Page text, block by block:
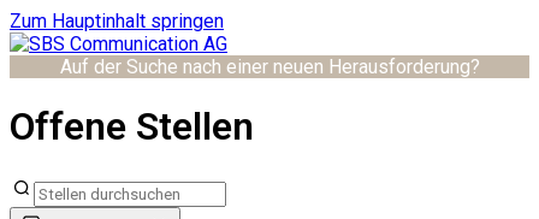
Zum Hauptinhalt springen
Auf der Suche nach einer neuen Herausforderung?
Offene Stellen